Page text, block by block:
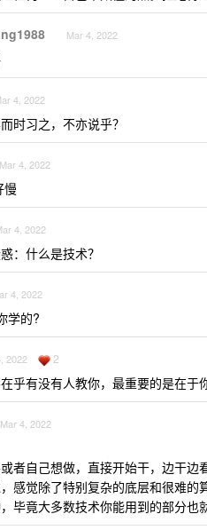
Mar 4, 2022
4, 2022
时习之，不亦说乎？
Mar 4, 2022
慢
4, 2022
：什么是技术？
4, 2022
学的?
2022 2
乎有没有人教你，最重要的是在于
Mar 4, 2022
者自己想做，直接开始干，边干
感觉除了特别复杂的底层和很难
毕竟大多数技术你能用到的部分也